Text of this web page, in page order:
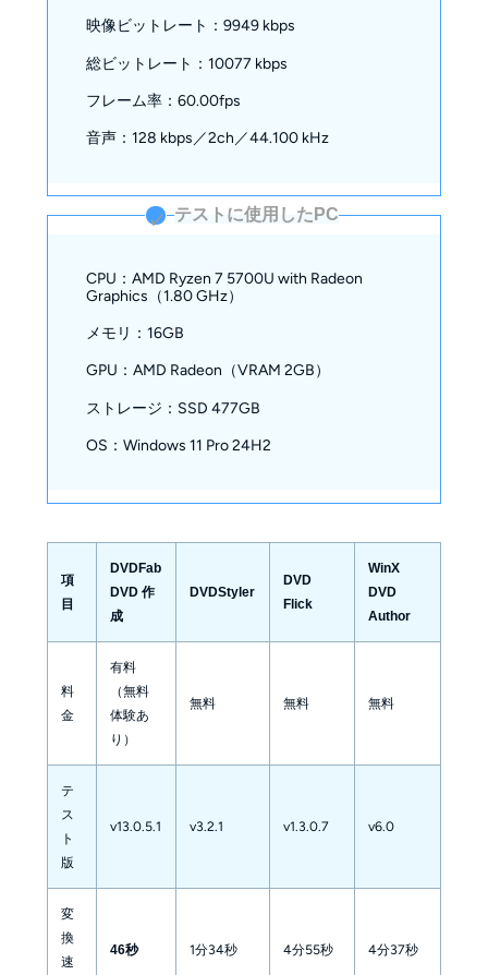
映像ビットレート：9949 kbps
総ビットレート：10077 kbps
フレーム率：60.00fps
音声：128 kbps／2ch／44.100 kHz
✓ テストに使用したPC
CPU：AMD Ryzen 7 5700U with Radeon
Graphics（1.80 GHz）
メモリ：16GB
GPU：AMD Radeon（VRAM 2GB）
ストレージ：SSD 477GB
OS：Windows 11 Pro 24H2
項
目
DVDFab
DVD 作
成
DVDStyler
DVD
Flick
WinX
DVD
Author
料
金
有料
（無料
体験あ
り）
無料 無料 無料
テ
ス
ト
版
v13.0.5.1 v3.2.1 v1.3.0.7 v6.0
変
換
速
46秒 1分34秒 4分55秒 4分37秒